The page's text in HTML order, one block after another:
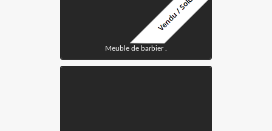
Meuble de barbier .